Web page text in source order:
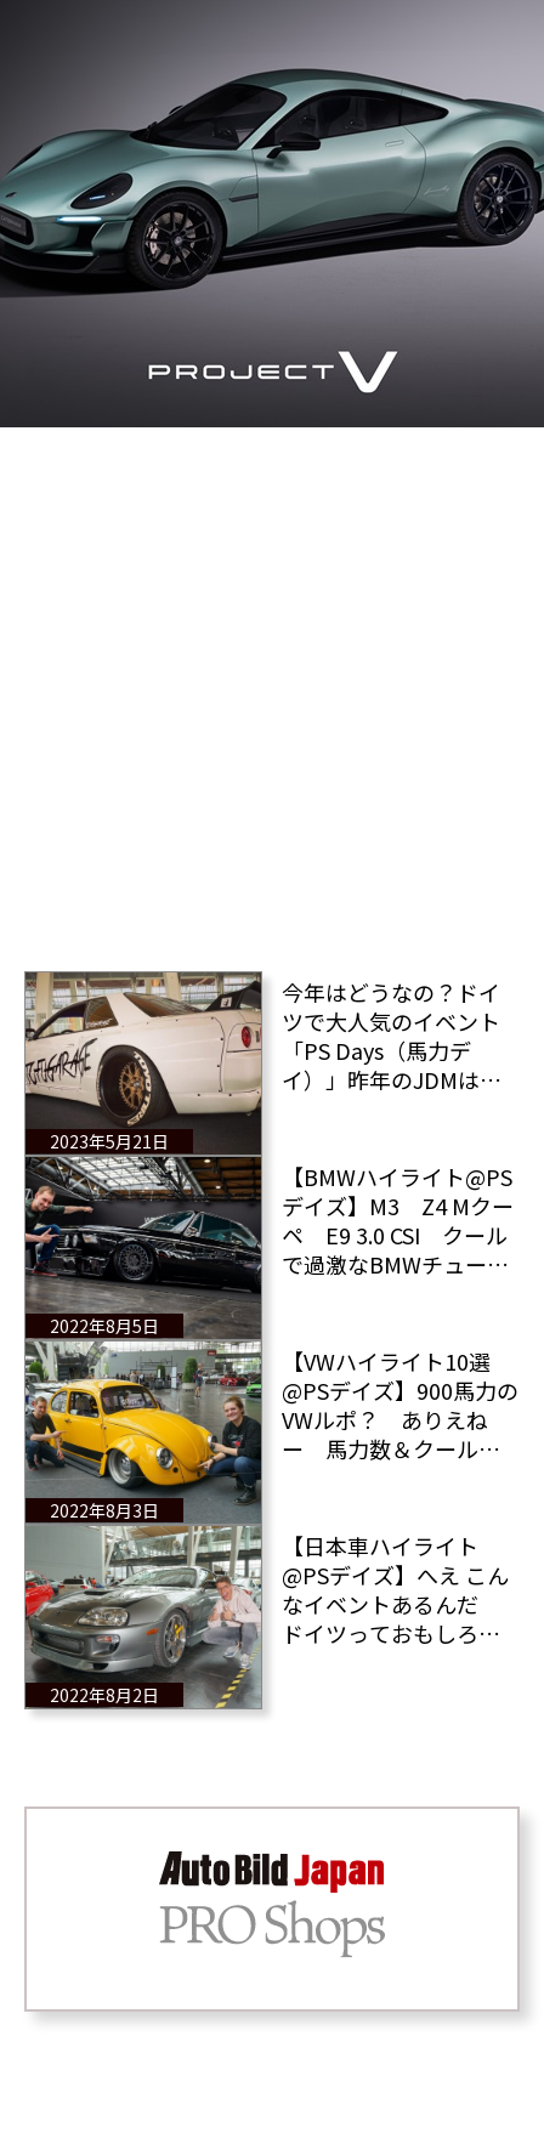
2023年5月21日
今年はどうなの？ドイ
ツで大人気のイベント
「PS Days（馬力デ
イ）」昨年のJDMはこ
2022年8月5日
【BMWハイライト@PS
デイズ】M3 Z4 Mクー
ペ E9 3.0 CSI クール
で過激なBMWチューン
2022年8月3日
【VWハイライト10選
@PSデイズ】900馬力の
VWルポ？ ありえね
ー 馬力数＆クールな
10選
2022年8月2日
【日本車ハイライト
@PSデイズ】へえ こん
なイベントあるんだ
ドイツっておもしろい